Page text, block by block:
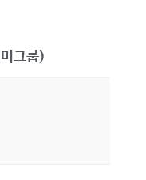
그룹)